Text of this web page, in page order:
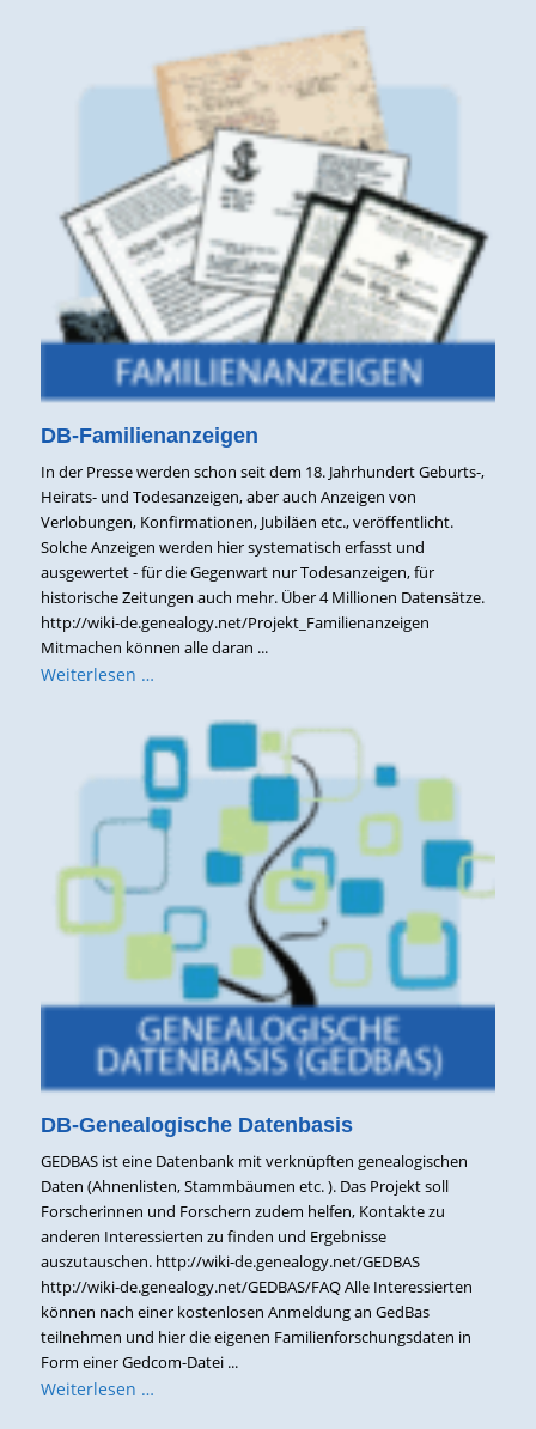
DB-Familienanzeigen
In der Presse werden schon seit dem 18. Jahrhundert Geburts-,
Heirats- und Todesanzeigen, aber auch Anzeigen von
Verlobungen, Konfirmationen, Jubiläen etc., veröffentlicht.
Solche Anzeigen werden hier systematisch erfasst und
ausgewertet - für die Gegenwart nur Todesanzeigen, für
historische Zeitungen auch mehr. Über 4 Millionen Datensätze.
http://wiki-de.genealogy.net/Projekt_Familienanzeigen
Mitmachen können alle daran ...
Weiterlesen …
DB-Genealogische Datenbasis
GEDBAS ist eine Datenbank mit verknüpften genealogischen
Daten (Ahnenlisten, Stammbäumen etc. ). Das Projekt soll
Forscherinnen und Forschern zudem helfen, Kontakte zu
anderen Interessierten zu finden und Ergebnisse
auszutauschen. http://wiki-de.genealogy.net/GEDBAS
http://wiki-de.genealogy.net/GEDBAS/FAQ Alle Interessierten
können nach einer kostenlosen Anmeldung an GedBas
teilnehmen und hier die eigenen Familienforschungsdaten in
Form einer Gedcom-Datei ...
Weiterlesen …